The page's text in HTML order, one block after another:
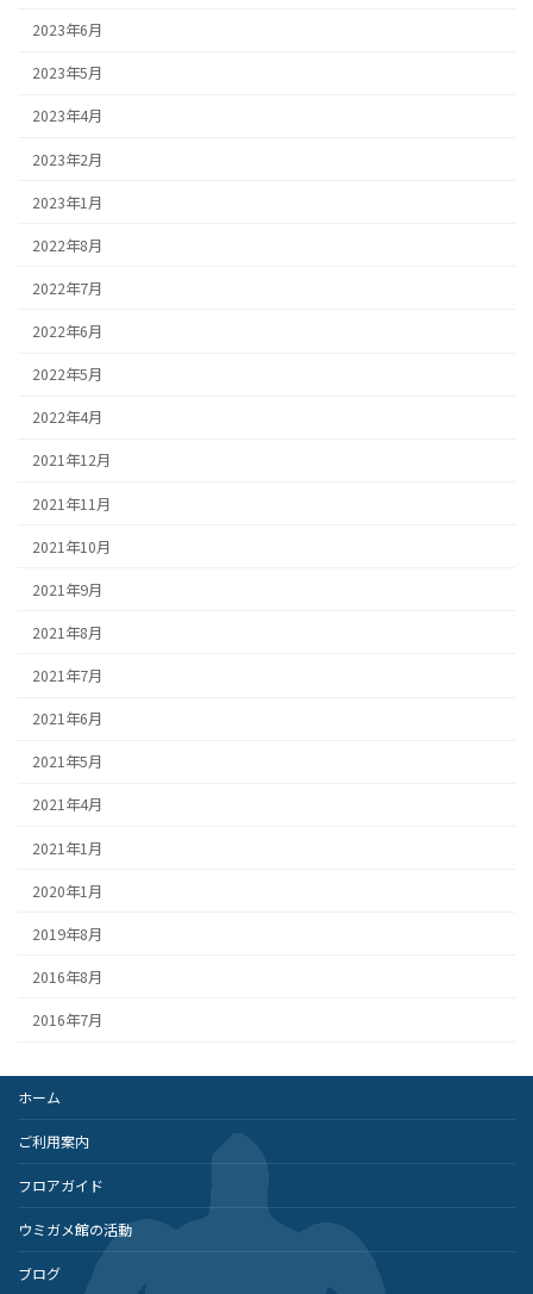
2023年6月
2023年5月
2023年4月
2023年2月
2023年1月
2022年8月
2022年7月
2022年6月
2022年5月
2022年4月
2021年12月
2021年11月
2021年10月
2021年9月
2021年8月
2021年7月
2021年6月
2021年5月
2021年4月
2021年1月
2020年1月
2019年8月
2016年8月
2016年7月
ホーム
ご利用案内
フロアガイド
ウミガメ館の活動
ブログ